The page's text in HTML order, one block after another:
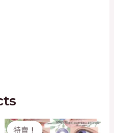
特賣！
特賣！
OriginalCurrent